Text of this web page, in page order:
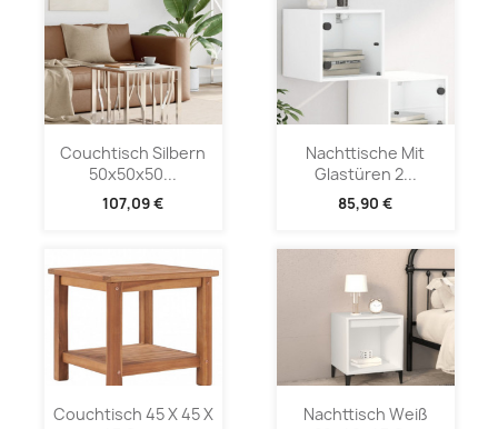
Couchtisch Silbern
50x50x50...
107,09 €
Nachttische Mit
Glastüren 2...
85,90 €
Couchtisch 45 X 45 X
Nachttisch Weiß